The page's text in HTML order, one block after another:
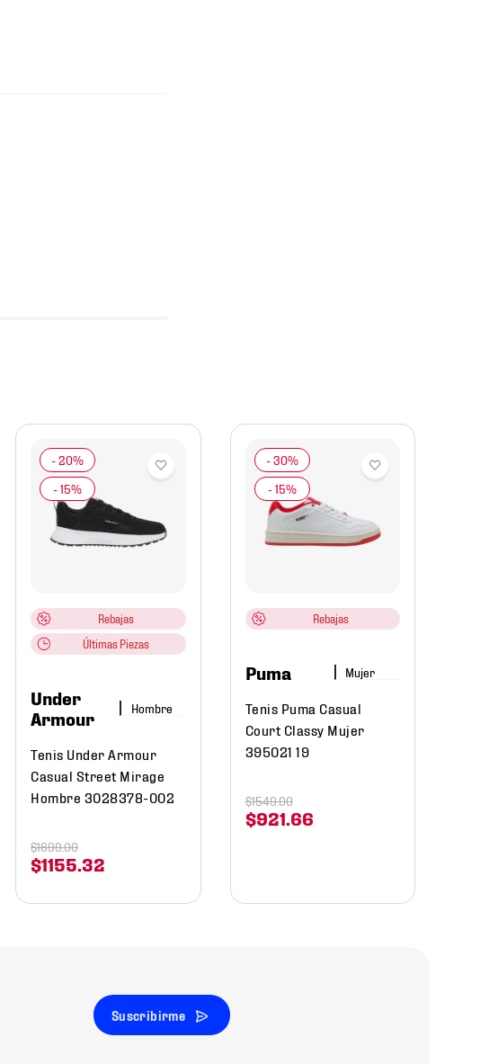
Rebajas
Últimas Piezas
Under
Armour
Hombre
Tenis Under Armour
Casual Street Mirage
Hombre 3028378-002
$1155.32
$1699.00
Rebajas
Puma Mujer
Tenis Puma Casual
Court Classy Mujer
395021 19
$921.66
$1549.00
Suscribirme